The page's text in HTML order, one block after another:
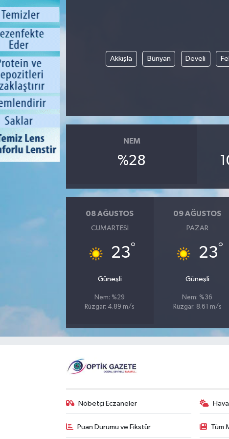
Akkışla Bünyan Develi
NEM
%28
08 AĞUSTOS
CUMARTESI
23°
Güneşli
Nem: %29
Rüzgar: 4.89 m/s
09 AĞUSTOS
PAZAR
23°
Güneşli
Nem: %36
Rüzgar: 8.61 m/s
Nöbetçi Eczaneler
Puan Durumu ve Fikstür Tüm